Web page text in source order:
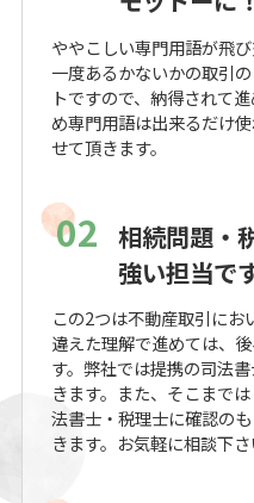
ややこしい専門用語が飛
一度あるかないかの取引
トですので、納得されて
め専門用語は出来るだけ
せて頂きます。
02 相続問題・
強い担当で
この2つは不動産取引にお
違えた理解で進めては、
す。弊社では提携の司法
きます。また、そこまで
法書士・税理士に確認の
きます。お気軽に相談下さ